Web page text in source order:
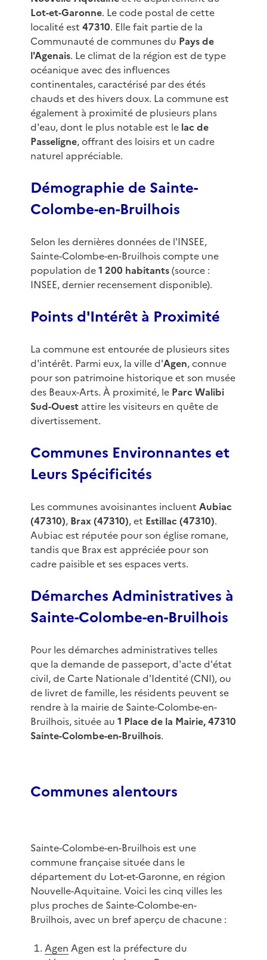
Lot-et-Garonne. Le code postal de cette
localité est 47310. Elle fait partie de la
Communauté de communes du Pays de
l'Agenais. Le climat de la région est de type
océanique avec des influences
continentales, caractérisé par des étés
chauds et des hivers doux. La commune est
également à proximité de plusieurs plans
d'eau, dont le plus notable est le lac de
Passeligne, offrant des loisirs et un cadre
naturel appréciable.
Démographie de Sainte-
Colombe-en-Bruilhois
Selon les dernières données de l'INSEE,
Sainte-Colombe-en-Bruilhois compte une
population de1 200 habitants(source :
INSEE, dernier recensement disponible).
Points d'Intérêt à Proximité
La commune est entourée de plusieurs sites
d'intérêt. Parmi eux, la ville d'Agen, connue
pour son patrimoine historique et son musée
des Beaux-Arts. À proximité, le Parc Walibi
Sud-Ouestattire les visiteurs en quête de
divertissement.
Communes Environnantes et
Leurs Spécificités
Les communes avoisinantes incluent Aubiac
(47310), Brax (47310), et Estillac (47310).
Aubiac est réputée pour son église romane,
tandis que Brax est appréciée pour son
cadre paisible et ses espaces verts.
Démarches Administratives à
Sainte-Colombe-en-Bruilhois
Pour les démarches administratives telles
que la demande de passeport, d'acte d'état
civil, de Carte Nationale d'Identité (CNI), ou
de livret de famille, les résidents peuvent se
rendre à la mairie de Sainte-Colombe-en-
Bruilhois, située au 1 Place de la Mairie, 47310
Sainte-Colombe-en-Bruilhois.
Communes alentours
Sainte-Colombe-en-Bruilhois est une
commune française située dans le
département du Lot-et-Garonne, en région
Nouvelle-Aquitaine. Voici les cinq villes les
plus proches de Sainte-Colombe-en-
Bruilhois, avec un bref aperçu de chacune :
Agen Agen est la préfecture du